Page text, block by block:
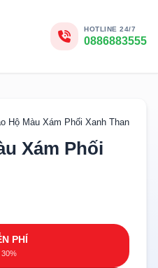
HOTLINE 24/7
0886883555
Hộ Màu Xám Phối Xanh Than
Xám Phối
PHÍ